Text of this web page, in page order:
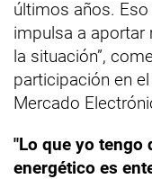
últimos años.
impulsa a aportar
la situación”,
participación en
Mercado
"Lo que yo tengo
energético es